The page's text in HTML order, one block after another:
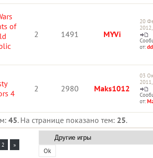
of
2 1491 MYVi
20
от:
4
2 2980 Maks1012
03
от:
45. На странице показано тем: 25.
2 »